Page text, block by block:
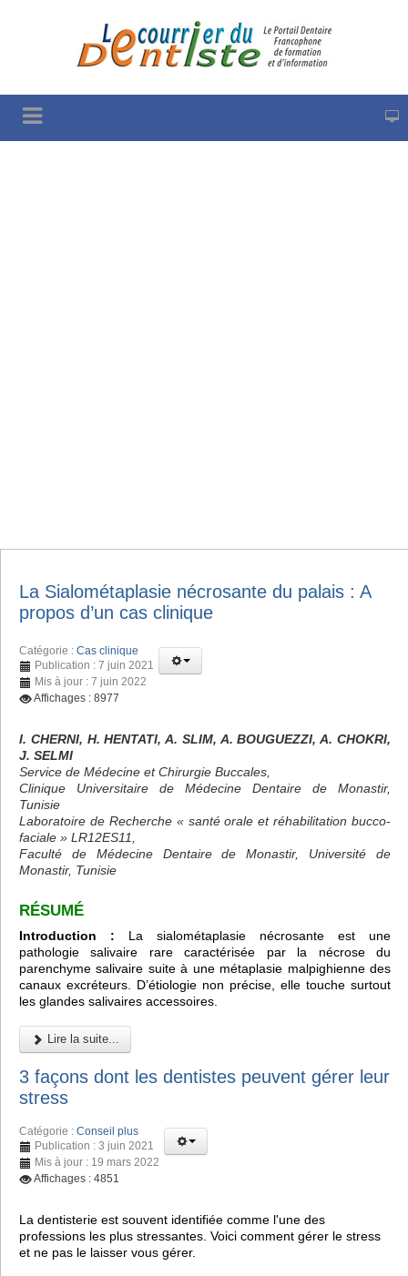
La Sialométaplasie nécrosante du palais : A
propos d’un cas clinique
Catégorie : Cas clinique
Publication : 7 juin 2021
Mis à jour : 7 juin 2022
Affichages : 8977
I. CHERNI, H. HENTATI, A. SLIM, A. BOUGUEZZI, A. CHOKRI,
J. SELMI
Service de Médecine et Chirurgie Buccales,
Clinique Universitaire de Médecine Dentaire de Monastir,
Tunisie
Laboratoire de Recherche « santé orale et réhabilitation bucco-
faciale » LR12ES11,
Faculté de Médecine Dentaire de Monastir, Université de
Monastir, Tunisie
RÉSUMÉ
Introduction : La sialométaplasie nécrosante est une
pathologie salivaire rare caractérisée par la nécrose du
parenchyme salivaire suite à une métaplasie malpighienne des
canaux excréteurs. D’étiologie non précise, elle touche surtout
les glandes salivaires accessoires.
Lire la suite...
3 façons dont les dentistes peuvent gérer leur
stress
Catégorie : Conseil plus
Publication : 3 juin 2021
Mis à jour : 19 mars 2022
Affichages : 4851
La dentisterie est souvent identifiée comme l'une des
professions les plus stressantes. Voici comment gérer le stress
et ne pas le laisser vous gérer.